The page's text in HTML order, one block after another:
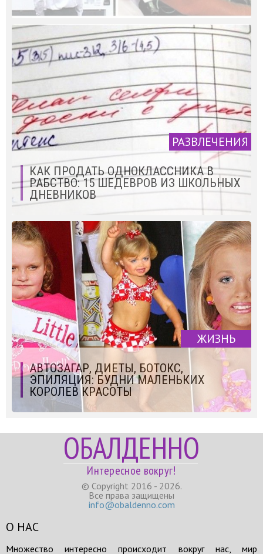
РАЗВЛЕЧЕНИЯ
КАК ПРОДАТЬ ОДНОКЛАССНИКА В
РАБСТВО: 15 ШЕДЕВРОВ ИЗ ШКОЛЬНЫХ
ДНЕВНИКОВ
ЖИЗНЬ
АВТОЗАГАР, ДИЕТЫ, БОТОКС,
ЭПИЛЯЦИЯ: БУДНИ МАЛЕНЬКИХ
КОРОЛЕВ КРАСОТЫ
ОБАЛДЕННО
Интересное вокруг!
© Copyright 2016 - 2026.
Все права защищены
info@obaldenno.com
О НАС
Множество интересно происходит вокруг нас, мир